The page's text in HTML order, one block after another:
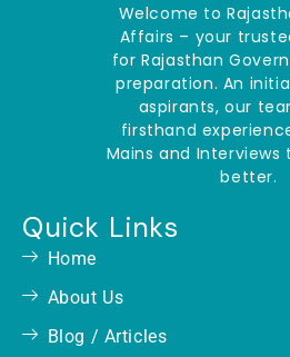
Welcome to
Affairs – your
for Rajasthan
preparation. An
aspirants, our
firsthand
Mains and Interviews
better.
Quick Links
Home
About Us
Blog / Articles